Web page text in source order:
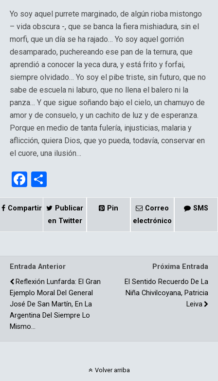
Yo soy aquel purrete marginado, de algún rioba mistongo
– vida obscura -, que se banca la fiera mishiadura, sin el
morfi, que un día se ha rajado… Yo soy aquel gorrión
desamparado, puchereando ese pan de la ternura, que
aprendió a conocer la yeca dura, y está frito y forfai,
siempre olvidado… Yo soy el pibe triste, sin futuro, que no
sabe de escuela ni laburo, que no llena el balero ni la
panza… Y que sigue soñando bajo el cielo, un chamuyo de
amor y de consuelo, y un cachito de luz y de esperanza.
Porque en medio de tanta fulería, injusticias, malaria y
aflicción, quiera Dios, que yo pueda, todavía, conservar en
el cuore, una ilusión…
F
a
ce
k
o
m
p
Compartir
Publicar
en Twitter
Pin
Correo
electrónico
SMS
Entrada Anterior
Reflexión Lunfarda: El Gran
Ejemplo Moral Del General
José De San Martín, En La
Argentina Del Siempre Lo
Mismo...
Próxima Entrada
El Sentido Recuerdo De La
Niña Chivilcoyana, Patricia
Leiva
Volver arriba